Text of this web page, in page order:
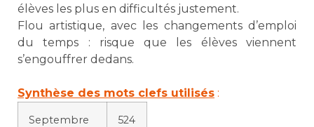
élèves les plus en difficultés justement.
Flou artistique, avec les changements d’emploi
du temps : risque que les élèves viennent
s’engouffrer dedans.
Synthèse des mots clefs utilisés :
Septembre 524